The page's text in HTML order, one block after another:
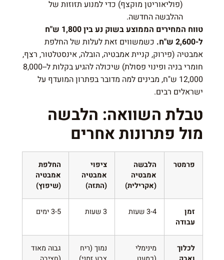
(פוליאוריטן מוקצף) כדי למנוע תזוזות של
ההלבשה החדשה.
טווח המחירים הממוצע בשוק נע בין 1,800 ש"ח
ל-2,600 ש"ח.
כשמשווים זאת לעלות של החלפת
אמבטיה (פירוק, קניית אמבטיה, הובלה, אינסטלטור, רצף,
חומרי בניה ופינוי פסולת) שיכולה להגיע בקלות ל-8,000-
12,000 ש"ח, מבינים למה מדובר בפתרון המועדף על
ישראלים רבים.
טבלת השוואה: הלבשה
מול פתרונות אחרים
פרמטר
הלבשה
אמבטיה
(אקרילית)
ציפוי
אמבטיה
(התזה)
החלפת
אמבטיה
(שיפוץ)
זמן
עבודה
3-4 שעות 3 שעות 3-5 ימים
לכלוך
מינימלי
נמוך (ריח
גבוה מאוד